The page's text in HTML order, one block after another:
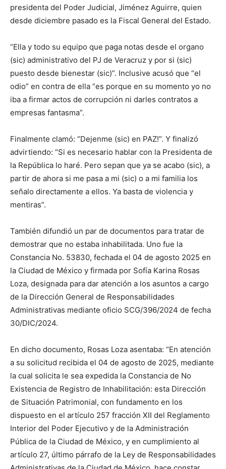
presidenta del Poder Judicial, Jiménez Aguirre, quien
desde diciembre pasado es la Fiscal General del Estado.
“Ella y todo su equipo que paga notas desde el organo
(sic) administrativo del PJ de Veracruz y por si (sic)
puesto desde bienestar (sic)”. Inclusive acusó que “el
odio” en contra de ella “es porque en su momento yo no
iba a firmar actos de corrupción ni darles contratos a
empresas fantasma”.
Finalmente clamó: “Dejenme (sic) en PAZ!”. Y finalizó
advirtiendo: “Si es necesario hablar con la Presidenta de
la República lo haré. Pero sepan que ya se acabo (sic), a
partir de ahora si me pasa a mi (sic) o a mi familia los
señalo directamente a ellos. Ya basta de violencia y
mentiras”.
También difundió un par de documentos para tratar de
demostrar que no estaba inhabilitada. Uno fue la
Constancia No. 53830, fechada el 04 de agosto 2025 en
la Ciudad de México y firmada por Sofía Karina Rosas
Loza, designada para dar atención a los asuntos a cargo
de la Dirección General de Responsabilidades
Administrativas mediante oficio SCG/396/2024 de fecha
30/DIC/2024.
En dicho documento, Rosas Loza asentaba: “En atención
a su solicitud recibida el 04 de agosto de 2025, mediante
la cual solicita le sea expedida la Constancia de No
Existencia de Registro de Inhabilitación: esta Dirección
de Situación Patrimonial, con fundamento en los
dispuesto en el artículo 257 fracción XII del Reglamento
Interior del Poder Ejecutivo y de la Administración
Pública de la Ciudad de México, y en cumplimiento al
artículo 27, último párrafo de la Ley de Responsabilidades